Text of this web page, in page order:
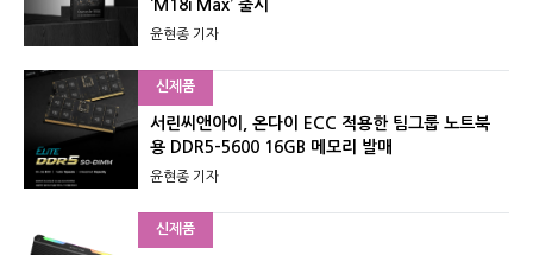
‘M18i Max’ 출시
윤현종 기자
신제품
서린씨앤아이, 온다이 ECC 적용한 팀그룹 노트북
용 DDR5-5600 16GB 메모리 발매
윤현종 기자
신제품